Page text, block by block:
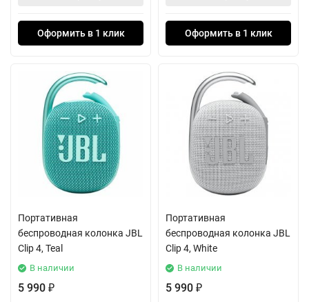
Оформить в 1 клик Оформить в 1 клик
Портативная
беспроводная колонка JBL
Clip 4, Teal
В наличии
5 990 ₽
Портативная
беспроводная колонка JBL
Clip 4, White
В наличии
5 990 ₽